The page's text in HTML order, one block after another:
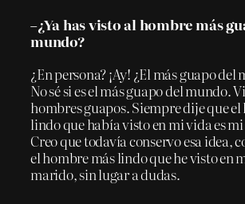
–¿Ya has visto al hombre más
mundo?
¿En persona? ¡Ay! ¿El más guapo del
No sé si es el más guapo del mundo.
hombres guapos. Siempre dije que
lindo que había visto en mi vida es
Creo que todavía conservo esa idea,
el hombre más lindo que he visto en
marido, sin lugar a dudas.